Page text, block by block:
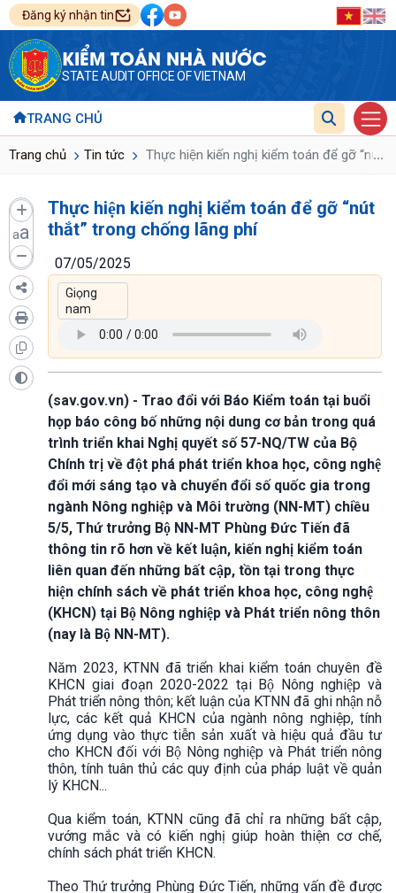
Đăng ký nhận tin
KIỂM TOÁN NHÀ NƯỚC
STATE AUDIT OFFICE OF VIETNAM
TRANG CHỦ
Trang chủ Tin tức Thực hiện kiến nghị kiểm toán để gỡ “nút
...
aa
Thực hiện kiến nghị kiểm toán để gỡ “nút
thắt” trong chống lãng phí
07/05/2025
(sav.gov.vn) - Trao đổi với Báo Kiểm toán tại buổi
họp báo công bố những nội dung cơ bản trong quá
trình triển khai Nghị quyết số 57-NQ/TW của Bộ
Chính trị về đột phá phát triển khoa học, công nghệ
đổi mới sáng tạo và chuyển đổi số quốc gia trong
ngành Nông nghiệp và Môi trường (NN-MT) chiều
5/5, Thứ trưởng Bộ NN-MT Phùng Đức Tiến đã
thông tin rõ hơn về kết luận, kiến nghị kiểm toán
liên quan đến những bất cập, tồn tại trong thực
hiện chính sách về phát triển khoa học, công nghệ
(KHCN) tại Bộ Nông nghiệp và Phát triển nông thôn
(nay là Bộ NN-MT).
Năm 2023, KTNN đã triển khai kiểm toán chuyên đề
KHCN giai đoạn 2020-2022 tại Bộ Nông nghiệp và
Phát triển nông thôn; kết luận của KTNN đã ghi nhận nỗ
lực, các kết quả KHCN của ngành nông nghiệp, tính
ứng dụng vào thực tiễn sản xuất và hiệu quả đầu tư
cho KHCN đối với Bộ Nông nghiệp và Phát triển nông
thôn, tính tuân thủ các quy định của pháp luật về quản
lý KHCN...
Qua kiểm toán, KTNN cũng đã chỉ ra những bất cập,
vướng mắc và có kiến nghị giúp hoàn thiện cơ chế,
chính sách phát triển KHCN.
Theo Thứ trưởng Phùng Đức Tiến, những vấn đề được